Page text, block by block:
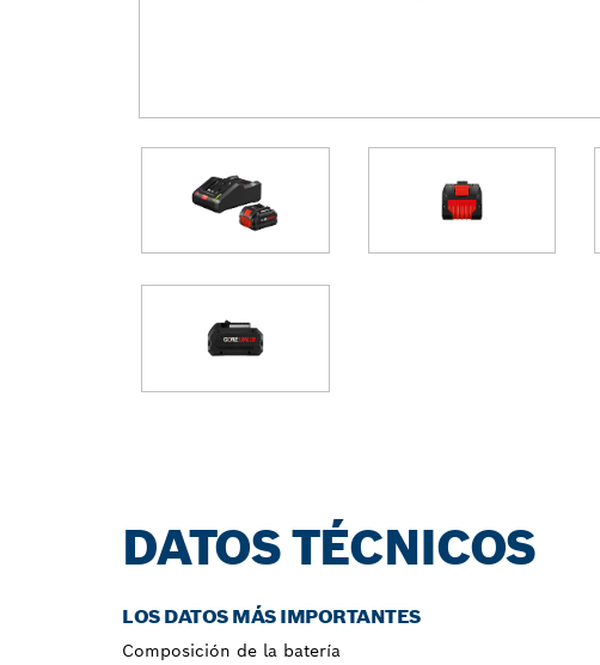
DATOS TÉCNICOS
LOS DATOS MÁS IMPORTANTES
Composición de la batería